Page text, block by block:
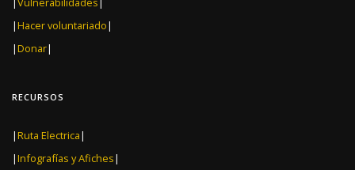
|Hacer voluntariado|
|Donar|
RECURSOS
|Ruta Electrica|
|Infografías y Afiches|